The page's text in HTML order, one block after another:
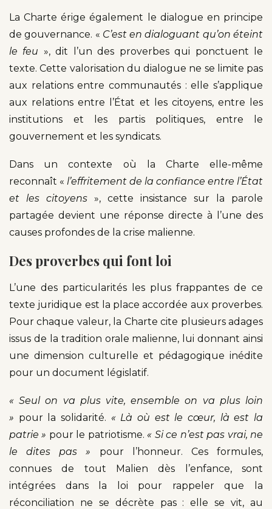
La Charte érige également le dialogue en principe
de gouvernance. « C’est en dialoguant qu’on éteint
le feu », dit l’un des proverbes qui ponctuent le
texte. Cette valorisation du dialogue ne se limite pas
aux relations entre communautés : elle s’applique
aux relations entre l’État et les citoyens, entre les
institutions et les partis politiques, entre le
gouvernement et les syndicats.
Dans un contexte où la Charte elle-même
reconnaît « l’effritement de la confiance entre l’État
et les citoyens », cette insistance sur la parole
partagée devient une réponse directe à l’une des
causes profondes de la crise malienne.
Des proverbes qui font loi
L’une des particularités les plus frappantes de ce
texte juridique est la place accordée aux proverbes.
Pour chaque valeur, la Charte cite plusieurs adages
issus de la tradition orale malienne, lui donnant ainsi
une dimension culturelle et pédagogique inédite
pour un document législatif.
« Seul on va plus vite, ensemble on va plus loin
» pour la solidarité. « Là où est le cœur, là est la
patrie » pour le patriotisme. « Si ce n’est pas vrai, ne
le dites pas » pour l’honneur. Ces formules,
connues de tout Malien dès l’enfance, sont
intégrées dans la loi pour rappeler que la
réconciliation ne se décrète pas : elle se vit, au